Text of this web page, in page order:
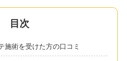
施術を受けた方の口コミ